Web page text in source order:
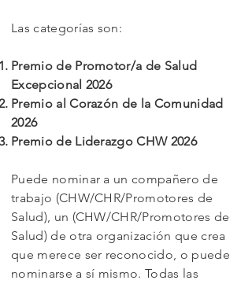
Las categorías son:
Premio de Promotor/a de Salud
Excepcional 2026
Premio al Corazón de la Comunidad
2026
Premio de Liderazgo CHW 2026
Puede nominar a un compañero de
trabajo (CHW/CHR/Promotores de
Salud), un (CHW/CHR/Promotores de
Salud) de otra organización que crea
que merece ser reconocido, o puede
nominarse a sí mismo. Todas las